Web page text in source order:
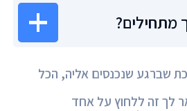
מתחילים?
שברגע שנכנסים אליה, הכל
לך זה ללחוץ על אחד